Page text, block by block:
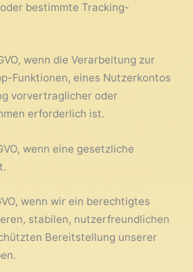
bestimmte Tracking-
wenn die Verarbeitung zur
Funktionen, eines Nutzerkontos
vorvertraglicher oder
erforderlich ist.
wenn eine gesetzliche
wenn wir ein berechtigtes
stabilen, nutzerfreundlichen
Bereitstellung unserer